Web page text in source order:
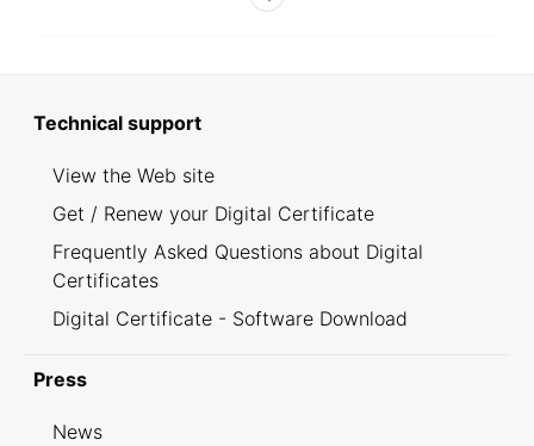
Technical support
View the Web site
Get / Renew your Digital Certificate
Frequently Asked Questions about Digital
Certificates
Digital Certificate - Software Download
Press
News